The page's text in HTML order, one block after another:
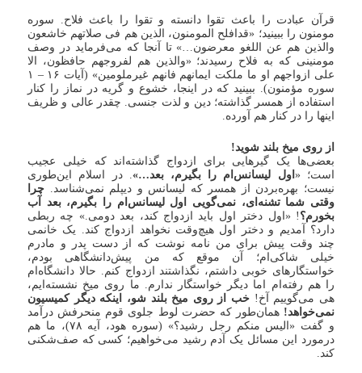
قرآن عبادت را باعث تقوا دانسته و تقوا را باعث فلاح. سوره
مومنون را ببینید؛ «قدافلح المومنون، الذین هم فی صلاتهم خاشعون
والذین هم عن اللغو معرضون…» تا آنجا که می‌فرماید در وصف
مومنینی که به فلاح رسیدند؛ «والذین هم لفروجهم حافظون، الا
علی ازواجهم او ما ملکت ایمانهم فانهم غیرملومین» (آیات ۱۶ – ۱
سوره مؤمنون). ببینید که در اینجا، خشوع و گریه در نماز را کنار
استفاده از همسر گذاشته؛ دین و لذت جنسی. چقدر عالی و ظریف
اینها را در کنار هم آورده.
از روی میخ بلند شوید!
بعضی‌ها یک گیرهایی برای ازدواج گذاشته‌اند که خیلی عجیب
است؛ « اول لیسانس‌ام را بگیرم، بعد…». در اسلام این‌طوری
نیست؛ بهره‌بردن از همسر که لیسانس و دیپلم نمی‌شناسد. چرا
وقتی شما تشنه‌ای، نمی‌گویی اول لیسانس‌ام را بگیرم، بعد آب
بخورم؟ ! «اول دختر اول باید ازدواج کند، بعد دومی.» چه ربطی
دارد؟ آمدیم و دختر اول هیچ‌وقت نخواهد ازدواج کند. یک خانمی
چند وقت پیش برای من نامه نوشت که از دست پدر و مادرم
خیلی شاکی‌ام؛ آن موقع که من پیش‌دانشگاهی بودم،
خواستگارهای خوبی داشتم، نگذاشتند ازدواج کنم. حالا دانشگاه‌ام
را هم رفته‌ام اما دیگر خواستگار ندارم. ما روی میخ نشسته‌ایم،
هی می‌گوییم آخ! خب از روی میخ بلند شو، اینکه دیگر کمیسیون
نمی‌خواهد!همان‌طور که حضرت لوط جلوی قوم منحرفش درآمد
و گفت «الیس منکم رجل رشید؟» (سوره هود، آیه ۷۸)، ما هم
درمورد این مسائل یک آدم رشید می‌خواهیم؛ کسی که صف‌شکنی
کند.